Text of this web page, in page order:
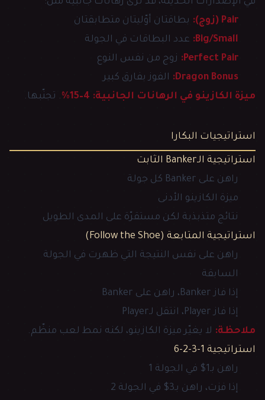
Pair (زوج):
بطاقتان أوّليتان متطابقتان
Big/Small: عدد البطاقات في الجولة
Perfect Pair: زوج من نفس النوع
Dragon Bonus: الفوز بفارق كبير
ميزة الكازينو في الرهانات الجانبية: 4–15%
. تجنّبها.
استراتيجيات البكارا
استراتيجية الـBanker الثابت
راهن على Banker كل جولة
ميزة الكازينو الأدنى
نتائج متذبذبة لكن مستقرّة على المدى الطويل
استراتيجية المتابعة (Follow the Shoe)
راهن على نفس النتيجة التي ظهرت في الجولة
السابقة
إذا فاز Banker، راهن على Banker
إذا فاز Player، انتقل لـPlayer
ملاحظة: لا يغيّر ميزة الكازينو، لكنه نمط لعب منظّم.
استراتيجية 1-3-2-6
راهن بـ1$ في الجولة 1
إذا فزت، راهن بـ3$ في الجولة 2